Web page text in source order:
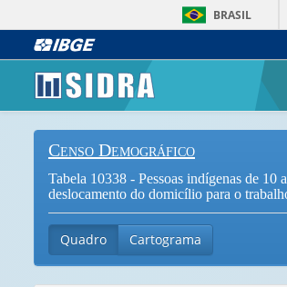
BRASIL
Censo Demográfico
Tabela 10338 - Pessoas indígenas de
deslocamento do domicílio para o
Quadro Cartograma